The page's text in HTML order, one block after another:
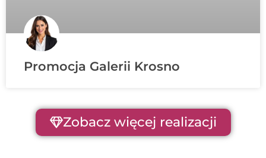
Promocja Galerii Krosno
Zobacz więcej realizacji